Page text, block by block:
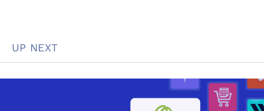
UP NEXT